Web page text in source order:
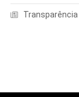
Transparência